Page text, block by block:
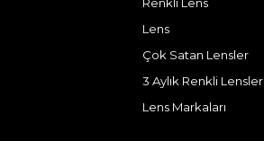
Lens
Çok Satan Lensler
3 Aylık Renkli Lensler
Lens Markaları